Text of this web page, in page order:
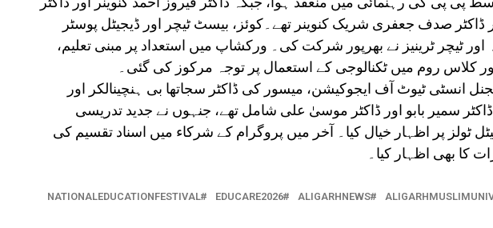
ڈاکٹر صدف جعفری شریک کنوینر تھے۔کوئز، بیسٹ ٹیچر اور ڈیجیٹل پوسٹر
ٹیچر ٹرینیز نے بھرپور شرکت کی۔ ورکشاپ میں استعداد پر مبنی تعلیم،
کلاس روم میں ٹکنالوجی کے استعمال پر توجہ مرکوز کی گئی۔
انسٹی ٹیوٹ آف ایجوکیشن، میسور کی ڈاکٹر سجاتھا بی ہنچینالکر اور
سمیر بابو اور ڈاکٹر موسیٰ علی شامل تھے، جنہوں نے جدید تدریسی
ٹولز پر اظہار خیال کیا۔ آخر میں پروگرام کے شرکاء میں اسناد تقسیم کی
کا بھی اظہار کیا۔
ALIGARHNEWS
EDUCARE2026
NATIONALEDUCATIONFESTIVAL